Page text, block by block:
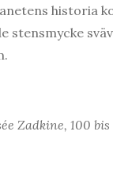
historia
stensmycke
Zadkine, 100